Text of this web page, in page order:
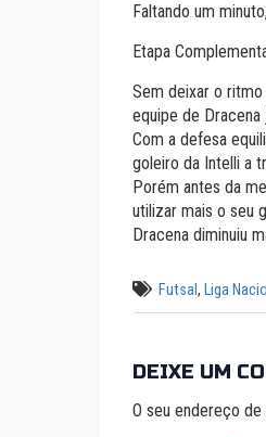
Faltando um
Etapa
Sem deixar o
equipe de Dracena
Com a defesa
goleiro da Intelli a
Porém antes da
utilizar mais o seu
Dracena diminuiu
Futsal, Liga
DEIXE UM
O seu endereço